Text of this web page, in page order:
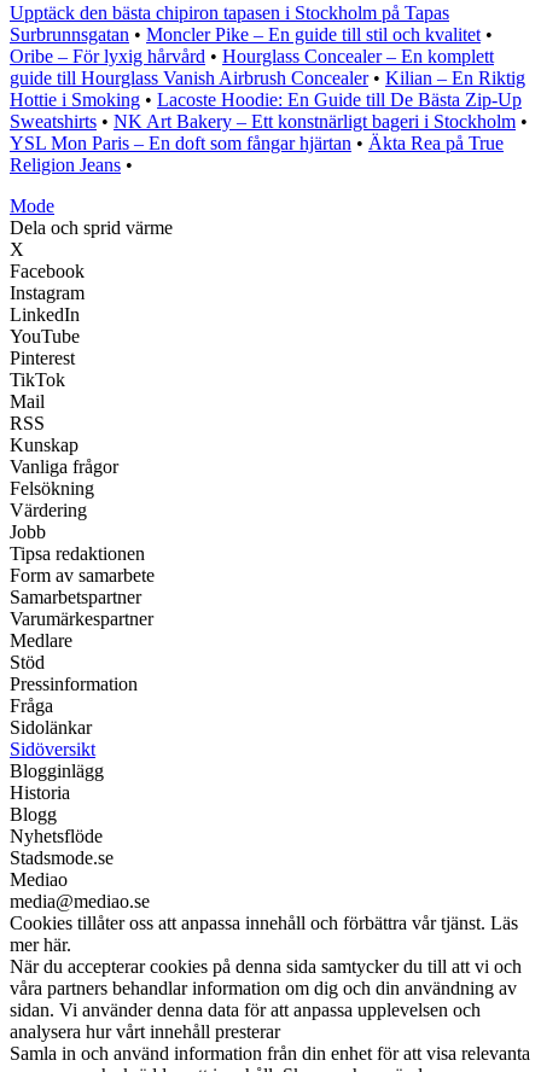
Upptäck den bästa chipiron tapasen i Stockholm på Tapas
Surbrunnsgatan • Moncler Pike – En guide till stil och kvalitet •
Oribe – För lyxig hårvård • Hourglass Concealer – En komplett
guide till Hourglass Vanish Airbrush Concealer• Kilian – En Riktig
Hottie i Smoking • Lacoste Hoodie: En Guide till De Bästa Zip-Up
Sweatshirts • NK Art Bakery – Ett konstnärligt bageri i Stockholm •
YSL Mon Paris – En doft som fångar hjärtan • Äkta Rea på True
Religion Jeans •
Mode
Dela och sprid värme
X
Facebook
Instagram
LinkedIn
YouTube
Pinterest
TikTok
Mail
RSS
Kunskap
Vanliga frågor
Felsökning
Värdering
Jobb
Tipsa redaktionen
Form av samarbete
Samarbetspartner
Varumärkespartner
Medlare
Stöd
Pressinformation
Fråga
Sidolänkar
Sidöversikt
Blogginlägg
Historia
Blogg
Nyhetsflöde
Stadsmode.se
Mediao
media@mediao.se
Cookies tillåter oss att anpassa innehåll och förbättra vår tjänst. Läs
mer här.
När du accepterar cookies på denna sida samtycker du till att vi och
våra partners behandlar information om dig och din användning av
sidan. Vi använder denna data för att anpassa upplevelsen och
analysera hur vårt innehåll presterar
Samla in och använd information från din enhet för att visa relevanta